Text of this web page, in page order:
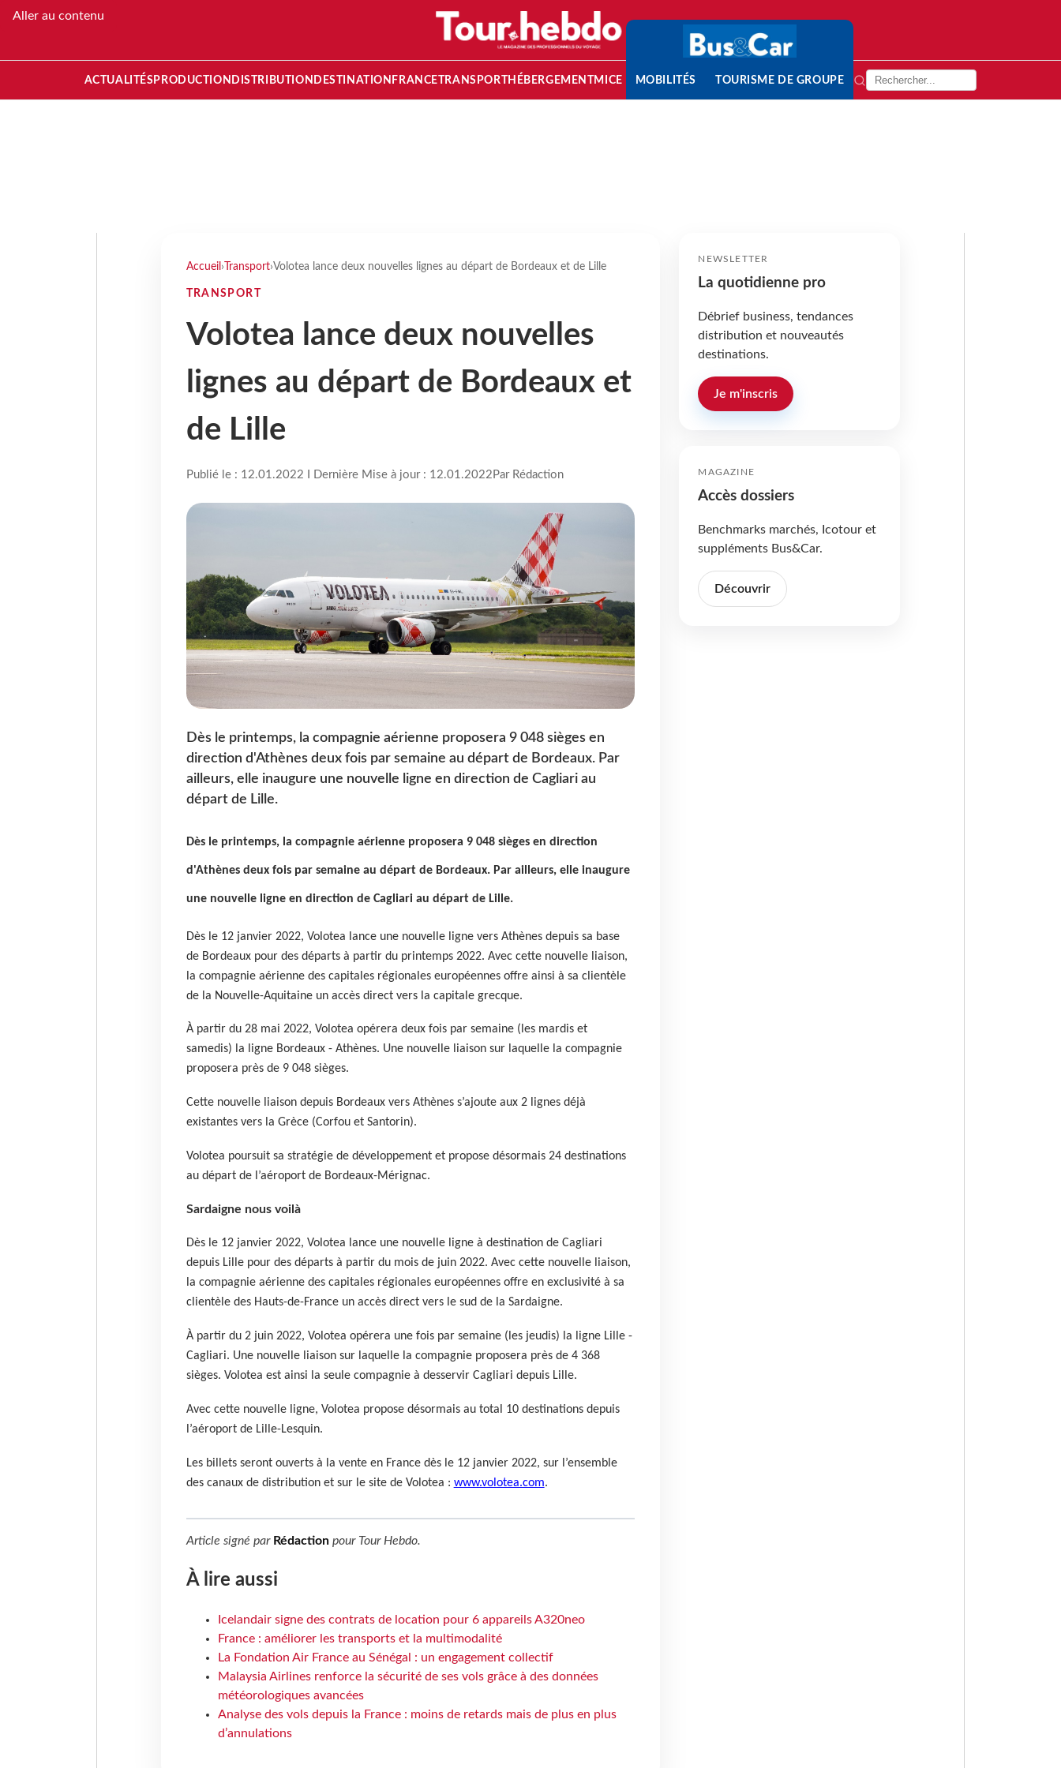
Aller au contenu
ACTUALITÉS PRODUCTION DISTRIBUTION DESTINATION FRANCETRANSPORT HÉBERGEMENTMICE MOBILITÉS TOURISME DE GROUPE
Accueil › Transport›Volotea lance deux nouvelles lignes au départ de Bordeaux et de Lille
TRANSPORT
Volotea lance deux nouvelles
lignes au départ de Bordeaux et
de Lille
Publié le : 12.01.2022 I Dernière Mise à jour : 12.01.2022 Par Rédaction
Dès le printemps, la compagnie aérienne proposera 9 048 sièges en
direction d'Athènes deux fois par semaine au départ de Bordeaux. Par
ailleurs, elle inaugure une nouvelle ligne en direction de Cagliari au
départ de Lille.
Dès le printemps, la compagnie aérienne proposera 9 048 sièges en direction
d'Athènes deux fois par semaine au départ de Bordeaux. Par ailleurs, elle inaugure
une nouvelle ligne en direction de Cagliari au départ de Lille.
Dès le 12 janvier 2022, Volotea lance une nouvelle ligne vers Athènes depuis sa base
de Bordeaux pour des départs à partir du printemps 2022. Avec cette nouvelle liaison,
la compagnie aérienne des capitales régionales européennes offre ainsi à sa clientèle
de la Nouvelle-Aquitaine un accès direct vers la capitale grecque.
À partir du 28 mai 2022, Volotea opérera deux fois par semaine (les mardis et
samedis) la ligne Bordeaux - Athènes. Une nouvelle liaison sur laquelle la compagnie
proposera près de 9 048 sièges.
Cette nouvelle liaison depuis Bordeaux vers Athènes s’ajoute aux 2 lignes déjà
existantes vers la Grèce (Corfou et Santorin).
Volotea poursuit sa stratégie de développement et propose désormais 24 destinations
au départ de l’aéroport de Bordeaux-Mérignac.
Sardaigne nous voilà
Dès le 12 janvier 2022, Volotea lance une nouvelle ligne à destination de Cagliari
depuis Lille pour des départs à partir du mois de juin 2022. Avec cette nouvelle liaison,
la compagnie aérienne des capitales régionales européennes offre en exclusivité à sa
clientèle des Hauts-de-France un accès direct vers le sud de la Sardaigne.
À partir du 2 juin 2022, Volotea opérera une fois par semaine (les jeudis) la ligne Lille -
Cagliari. Une nouvelle liaison sur laquelle la compagnie proposera près de 4 368
sièges. Volotea est ainsi la seule compagnie à desservir Cagliari depuis Lille.
Avec cette nouvelle ligne, Volotea propose désormais au total 10 destinations depuis
l’aéroport de Lille-Lesquin.
Les billets seront ouverts à la vente en France dès le 12 janvier 2022, sur l’ensemble
des canaux de distribution et sur le site de Volotea : www.volotea.com.
Article signé par Rédactionpour Tour Hebdo.
À lire aussi
Icelandair signe des contrats de location pour 6 appareils A320neo
France : améliorer les transports et la multimodalité
La Fondation Air France au Sénégal : un engagement collectif
Malaysia Airlines renforce la sécurité de ses vols grâce à des données
météorologiques avancées
Analyse des vols depuis la France : moins de retards mais de plus en plus
d’annulations
NEWSLETTER
La quotidienne pro
Débrief business, tendances
distribution et nouveautés
destinations.
Je m'inscris
MAGAZINE
Accès dossiers
Benchmarks marchés, Icotour et
suppléments Bus&Car.
Découvrir